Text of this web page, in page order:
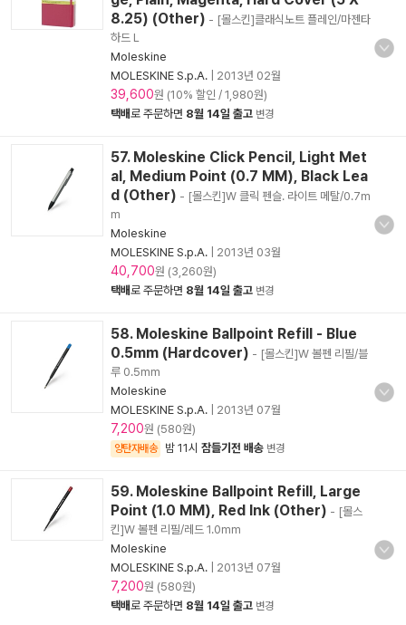
8.25) (Other) - [몰스킨]클래식노트 플레인/마젠타
하드 L
Moleskine
MOLESKINE S.p.A.
2013년 02월
39,600원 (10% 할인 / 1,980원)
택배로 주문하면 8월 14일 출고 변경
57. Moleskine Click Pencil, Light Met
al, Medium Point (0.7 MM), Black Lea
d (Other) - [몰스킨]W 클릭 펜슬. 라이트 메탈/0.7m
m
Moleskine
MOLESKINE S.p.A.
2013년 03월
40,700원 (3,260원)
택배로 주문하면 8월 14일 출고 변경
58. Moleskine Ballpoint Refill - Blue
0.5mm (Hardcover) - [몰스킨]W 볼펜 리필/블
루 0.5mm
Moleskine
MOLESKINE S.p.A.
2013년 07월
7,200원 (580원)
양탄자배송 밤 11시 잠들기전 배송 변경
59. Moleskine Ballpoint Refill, Large
Point (1.0 MM), Red Ink (Other) - [몰스
킨]W 볼펜 리필/레드 1.0mm
Moleskine
MOLESKINE S.p.A.
2013년 07월
7,200원 (580원)
택배로 주문하면 8월 14일 출고 변경